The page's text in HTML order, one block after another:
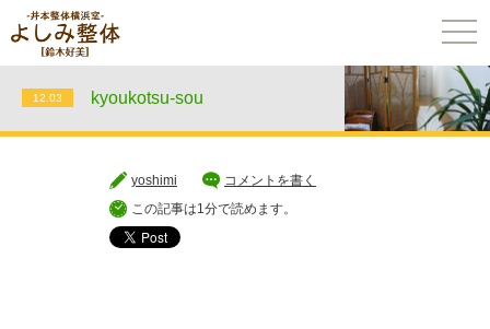
12.03 kyoukotsu-sou
yoshimi
コメントを書く
この記事は1分で読めます。